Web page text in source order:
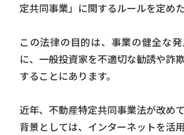
定共同事業」に関するルールを定めた
この法律の目的は、事業の健全な
に、一般投資家を不適切な勧誘や詐
することにあります。
近年、不動産特定共同事業法が改め
背景としては、インターネットを活